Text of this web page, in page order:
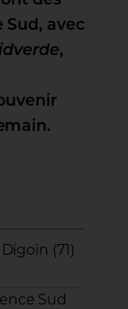
Sud, avec
idverde,
(71)
Sud